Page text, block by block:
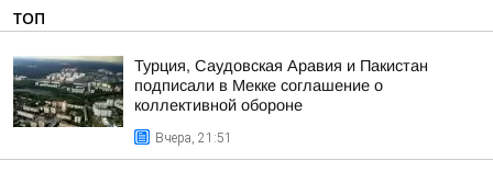
ТОП
Турция, Саудовская Аравия и Пакистан
подписали в Мекке соглашение о
коллективной обороне
Вчера, 21:51